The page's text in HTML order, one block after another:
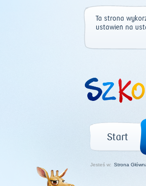
Ta strona
ustawień na
Start
Jesteś w: Strona